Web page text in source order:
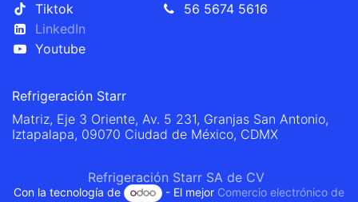
Tiktok
LinkedIn
Youtube
56 5674 5616
Refrigeración Starr
Matriz, Eje 3 Oriente, Av. 5 231, Granjas San Antonio,
Iztapalapa, 09070 Ciudad de México, CDMX
Refrigeración Starr SA de CV
Con la tecnología de - El mejor Comercio electrónico de